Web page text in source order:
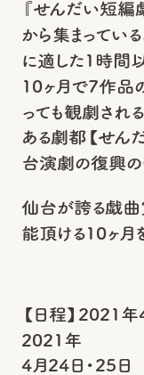
『せんだい短
から集まってい
に適した1時間
10ヶ月で7作品
っても観劇され
ある劇都【せん
台演劇の復興の
仙台が誇る戯曲
能頂ける10ヶ月
【日程】2021
2021年
4月24日・25日